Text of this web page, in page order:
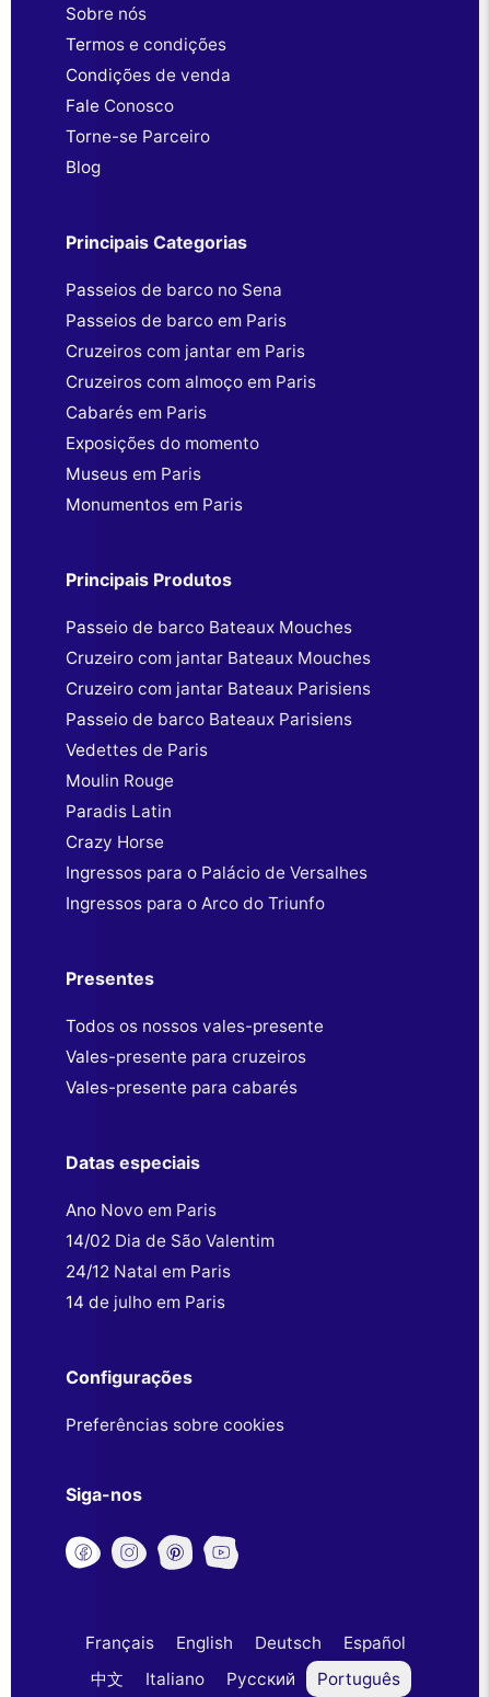
Sobre nós
Termos e condições
Condições de venda
Fale Conosco
Torne-se Parceiro
Blog
Principais Categorias
Passeios de barco no Sena
Passeios de barco em Paris
Cruzeiros com jantar em Paris
Cruzeiros com almoço em Paris
Cabarés em Paris
Exposições do momento
Museus em Paris
Monumentos em Paris
Principais Produtos
Passeio de barco Bateaux Mouches
Cruzeiro com jantar Bateaux Mouches
Cruzeiro com jantar Bateaux Parisiens
Passeio de barco Bateaux Parisiens
Vedettes de Paris
Moulin Rouge
Paradis Latin
Crazy Horse
Ingressos para o Palácio de Versalhes
Ingressos para o Arco do Triunfo
Presentes
Todos os nossos vales-presente
Vales-presente para cruzeiros
Vales-presente para cabarés
Datas especiais
Ano Novo em Paris
14/02 Dia de São Valentim
24/12 Natal em Paris
14 de julho em Paris
Configurações
Preferências sobre cookies
Siga-nos
Français English Deutsch
Español
中文
Italiano Русский Português